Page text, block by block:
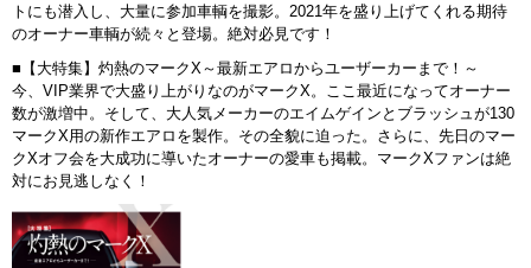
トにも潜入し、大量に参加車輌を撮影。2021年を盛り上げてくれる期待
のオーナー車輌が続々と登場。絶対必見です！
■【大特集】灼熱のマークX～最新エアロからユーザーカーまで！～
今、VIP業界で大盛り上がりなのがマークX。ここ最近になってオーナー
数が激増中。そして、大人気メーカーのエイムゲインとブラッシュが130
マークX用の新作エアロを製作。その全貌に迫った。さらに、先日のマー
クXオフ会を大成功に導いたオーナーの愛車も掲載。マークXファンは絶
対にお見逃しなく！